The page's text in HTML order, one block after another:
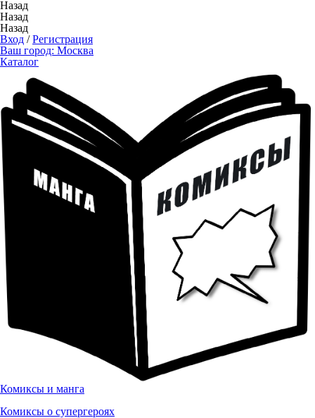
Назад
Назад
Назад
Вход /Регистрация
Ваш город: Москва
Каталог
Комиксы и манга
Комиксы о супергероях